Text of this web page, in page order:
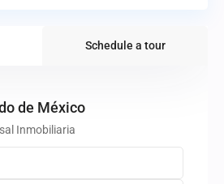
Schedule a tour
de México
Inmobiliaria